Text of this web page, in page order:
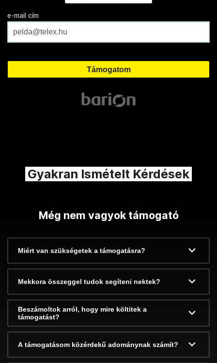
e-mail cím
Gyakran Ismételt Kérdések
Még nem vagyok támogató
Miért van szükségetek a támogatásra?
Mekkora összeggel tudok segíteni nektek?
Beszámoltok arról, hogy mire költitek a
támogatást?
A támogatásom közérdekű adománynak számít?